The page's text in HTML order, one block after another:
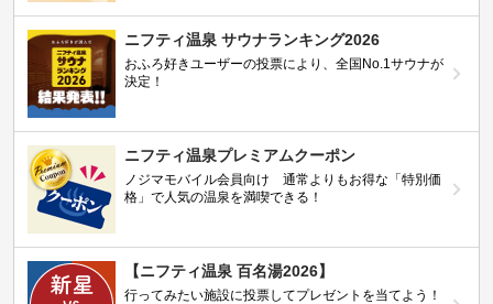
ニフティ温泉 サウナランキング2026
おふろ好きユーザーの投票により、全国No.1サウナが
決定！
ニフティ温泉プレミアムクーポン
ノジマモバイル会員向け 通常よりもお得な「特別価
格」で人気の温泉を満喫できる！
【ニフティ温泉 百名湯2026】
行ってみたい施設に投票してプレゼントを当てよう！